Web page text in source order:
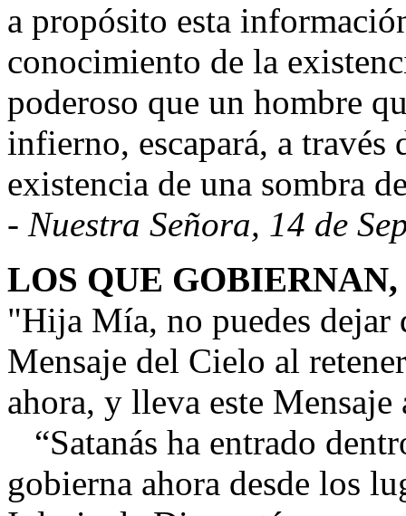
a propósito esta
conocimiento de la
poderoso que un hombre
infierno, escapará, a
existencia de una sombra
- Nuestra Señora, 14 de
LOS QUE
"Hija Mía, no puedes
Mensaje del Cielo al
ahora, y lleva este
“Satanás ha entrado
gobierna ahora desde los